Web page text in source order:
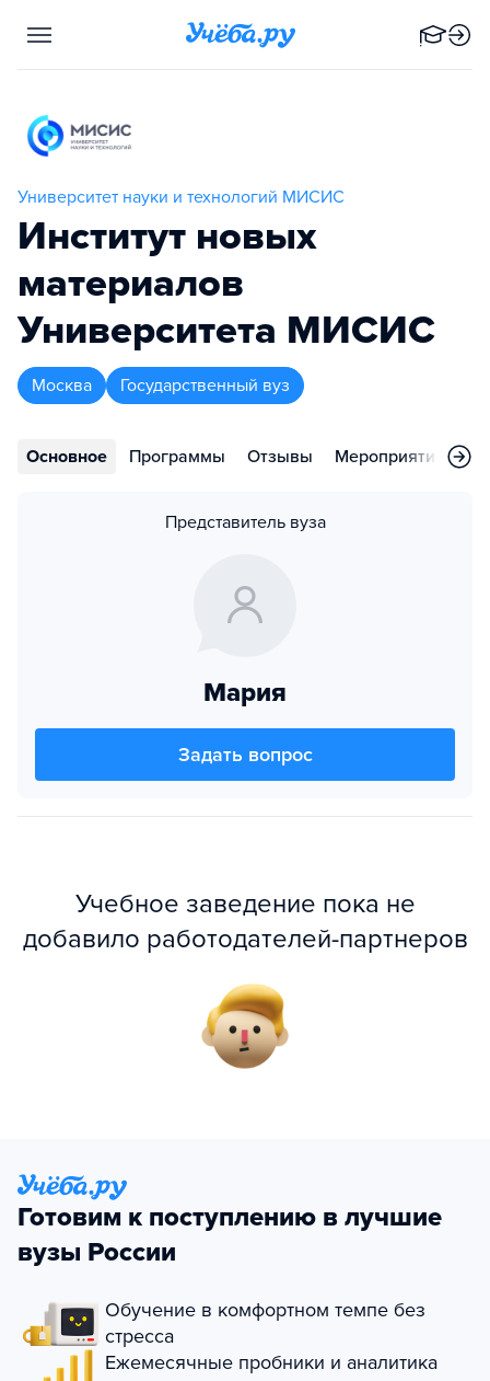
Университет науки и технологий МИСИС
Институт новых
материалов
Университета МИСИС
Москва Государственный вуз
Основное Программы Отзывы Мероприятия
Представитель вуза
Мария
Задать вопрос
Учебное заведение пока не
добавило работодателей-партнеров
Готовим к поступлению в лучшие
вузы России
Обучение в комфортном темпе без
стресса
Ежемесячные пробники и аналитика